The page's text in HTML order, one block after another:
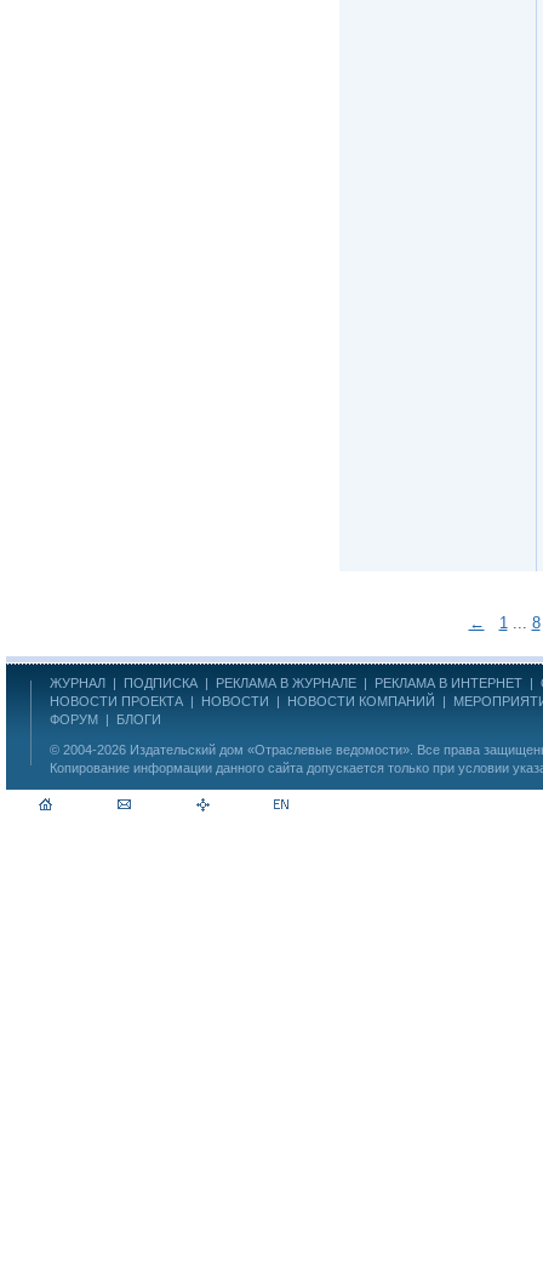
← 1... 8
ЖУРНАЛ | ПОДПИСКА | РЕКЛАМА В ЖУРНАЛЕ | РЕКЛАМА В ИНТЕРНЕТ |
НОВОСТИ ПРОЕКТА | НОВОСТИ | НОВОСТИ КОМПАНИЙ |
ФОРУМ | БЛОГИ
© 2004-2026 Издательский дом «Отраслевые ведомости» . Все права
Копирование информации данного сайта допускается только при условии